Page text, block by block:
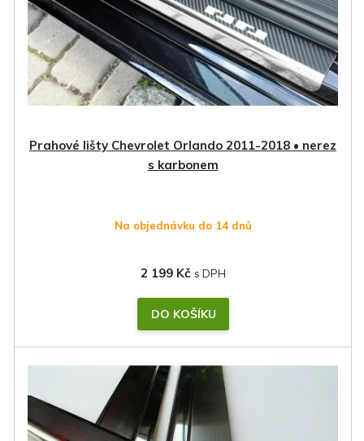
Prahové lišty Chevrolet Orlando 2011-2018 • nerez
s karbonem
Na objednávku do 14 dnů
2 199 Kč
DO KOŠÍKU